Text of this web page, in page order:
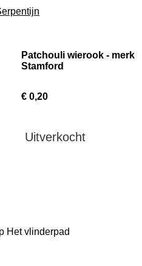
Patchouli wierook - merk
Stamford
€ 0,20
Uitverkocht
Het vlinderpad